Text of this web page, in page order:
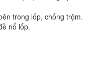
trong lốp, chống trộm.
nổ lốp.